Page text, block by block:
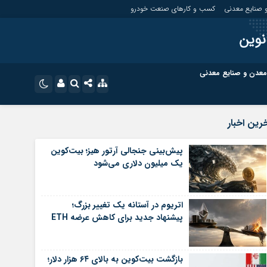
معدنی
کسب و کارهای صنعت خودرو
و صنایع معدنی
سروش
آپارات
رمز عبور
مرا به خاطر بسپار
صنعت خودرو کسب و کارهای گردشگری و هنر
گردشگری و هنر
اخبار
پیش‌بینی جنجالی آرتور هیز؛ بیت‌کوین
یک میلیون دلاری می‌شود
اتریوم در آستانه یک تغییر بزرگ؛
پیشنهاد جدید برای کاهش عرضه ETH
بازگشت بیت‌کوین به بالای ۶۴ هزار دلار؛